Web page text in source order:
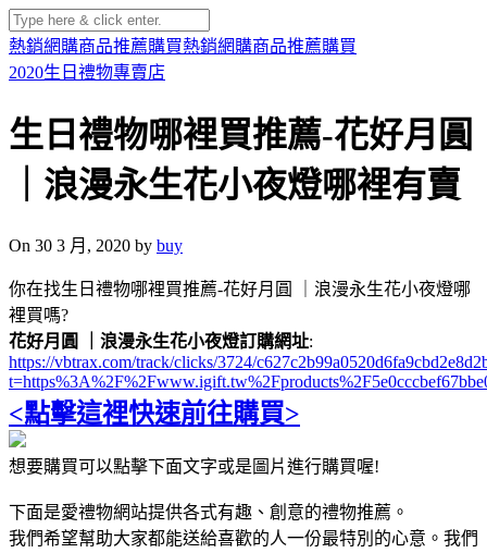
熱銷網購商品推薦購買熱銷網購商品推薦購買
2020生日禮物專賣店
生日禮物哪裡買推薦-花好月圓
｜浪漫永生花小夜燈哪裡有賣
On 30 3 月, 2020 by buy
你在找生日禮物哪裡買推薦-花好月圓 ｜浪漫永生花小夜燈哪
裡買嗎?
花好月圓 ｜浪漫永生花小夜燈訂購網址:
https://vbtrax.com/track/clicks/3724/
<點擊這裡快速前往購買>
想要購買可以點擊下面文字或是圖片進行購買喔!
下面是愛禮物網站提供各式有趣、創意的禮物推薦。
我們希望幫助大家都能送給喜歡的人一份最特別的心意。我們